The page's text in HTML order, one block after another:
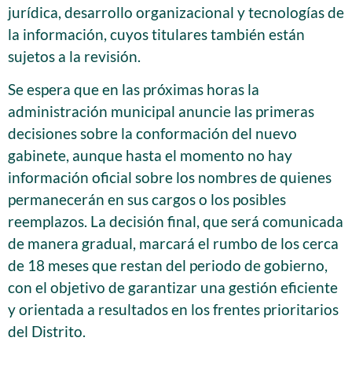
jurídica, desarrollo organizacional y tecnologías de
la información, cuyos titulares también están
sujetos a la revisión.
Se espera que en las próximas horas la
administración municipal anuncie las primeras
decisiones sobre la conformación del nuevo
gabinete, aunque hasta el momento no hay
información oficial sobre los nombres de quienes
permanecerán en sus cargos o los posibles
reemplazos. La decisión final, que será comunicada
de manera gradual, marcará el rumbo de los cerca
de 18 meses que restan del periodo de gobierno,
con el objetivo de garantizar una gestión eficiente
y orientada a resultados en los frentes prioritarios
del Distrito.